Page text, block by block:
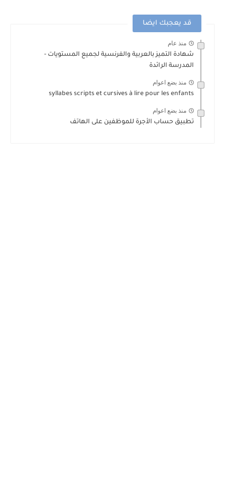
قد يعجبك ايضا
منذ عام
شهادة التميز بالعربية والفرنسية لجميع المستويات -
المدرسة الرائدة
منذ بضع اعوام
syllabes scripts et cursives à lire pour les enfants
منذ بضع اعوام
تطبيق حساب الأجرة للموظفين على الهاتف